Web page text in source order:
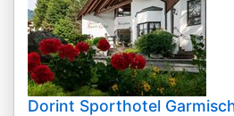
Dorint Sporthotel